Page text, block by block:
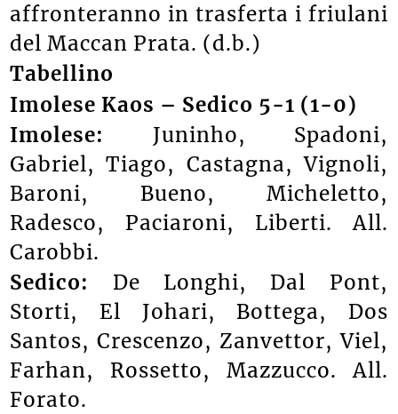
affronteranno in trasferta i friulani
del Maccan Prata. (d.b.)
Tabellino
Imolese Kaos – Sedico 5-1 (1-0)
Imolese:
Juninho, Spadoni,
Gabriel, Tiago, Castagna, Vignoli,
Baroni, Bueno, Micheletto,
Radesco, Paciaroni, Liberti. All.
Carobbi.
Sedico: De Longhi, Dal Pont,
Storti, El Johari, Bottega, Dos
Santos, Crescenzo, Zanvettor, Viel,
Farhan, Rossetto, Mazzucco. All.
Forato.